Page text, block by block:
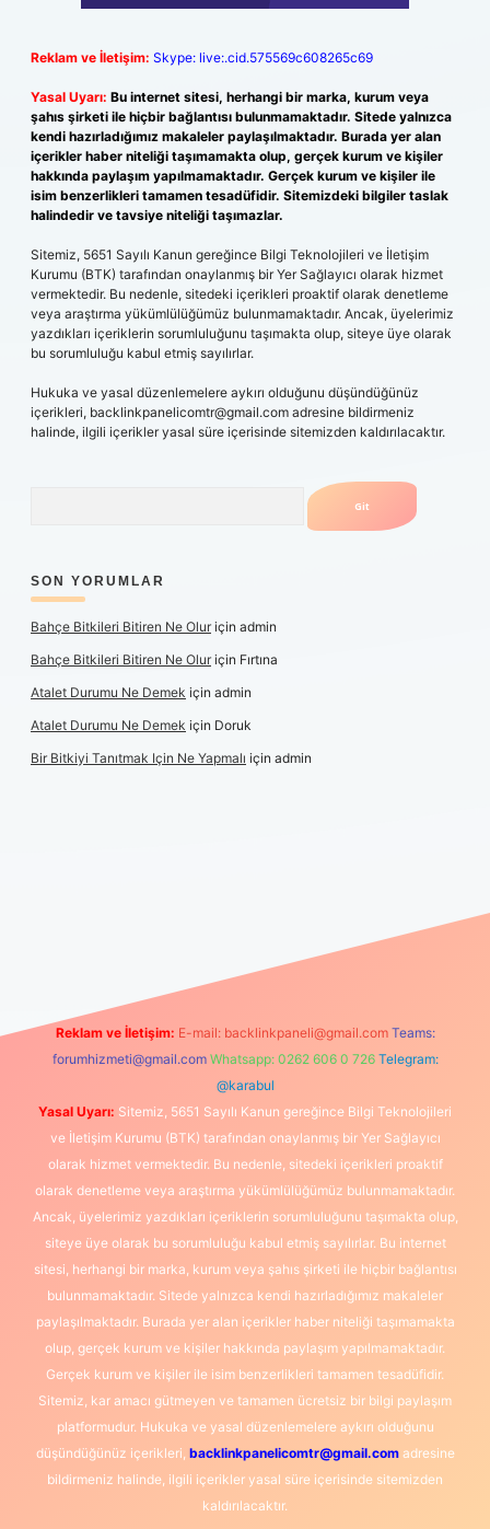
Reklam ve İletişim: Skype: live:.cid.575569c608265c69
Yasal Uyarı: Bu internet sitesi, herhangi bir marka, kurum veya
şahıs şirketi ile hiçbir bağlantısı bulunmamaktadır. Sitede yalnızca
kendi hazırladığımız makaleler paylaşılmaktadır. Burada yer alan
içerikler haber niteliği taşımamakta olup, gerçek kurum ve kişiler
hakkında paylaşım yapılmamaktadır. Gerçek kurum ve kişiler ile
isim benzerlikleri tamamen tesadüfidir. Sitemizdeki bilgiler taslak
halindedir ve tavsiye niteliği taşımazlar.
Sitemiz, 5651 Sayılı Kanun gereğince Bilgi Teknolojileri ve İletişim
Kurumu (BTK) tarafından onaylanmış bir Yer Sağlayıcı olarak hizmet
vermektedir. Bu nedenle, sitedeki içerikleri proaktif olarak denetleme
veya araştırma yükümlülüğümüz bulunmamaktadır. Ancak, üyelerimiz
yazdıkları içeriklerin sorumluluğunu taşımakta olup, siteye üye olarak
bu sorumluluğu kabul etmiş sayılırlar.
Hukuka ve yasal düzenlemelere aykırı olduğunu düşündüğünüz
içerikleri, backlinkpanelicomtr@gmail.com adresine bildirmeniz
halinde, ilgili içerikler yasal süre içerisinde sitemizden kaldırılacaktır.
SON YORUMLAR
Bahçe Bitkileri Bitiren Ne Oluriçin admin
Bahçe Bitkileri Bitiren Ne Oluriçin Fırtına
Atalet Durumu Ne Demek için admin
Atalet Durumu Ne Demek için Doruk
Bir Bitkiyi Tanıtmak Için Ne Yapmalı için admin
Reklam ve İletişim: E-mail: backlinkpaneli@gmail.com Teams:
forumhizmeti@gmail.com Whatsapp: 0262 606 0 726 Telegram:
@karabul
Yasal Uyarı: Sitemiz, 5651 Sayılı Kanun gereğince Bilgi Teknolojileri
ve İletişim Kurumu (BTK) tarafından onaylanmış bir Yer Sağlayıcı
olarak hizmet vermektedir. Bu nedenle, sitedeki içerikleri proaktif
olarak denetleme veya araştırma yükümlülüğümüz bulunmamaktadır.
Ancak, üyelerimiz yazdıkları içeriklerin sorumluluğunu taşımakta olup,
siteye üye olarak bu sorumluluğu kabul etmiş sayılırlar. Bu internet
sitesi, herhangi bir marka, kurum veya şahıs şirketi ile hiçbir bağlantısı
bulunmamaktadır. Sitede yalnızca kendi hazırladığımız makaleler
paylaşılmaktadır. Burada yer alan içerikler haber niteliği taşımamakta
olup, gerçek kurum ve kişiler hakkında paylaşım yapılmamaktadır.
Gerçek kurum ve kişiler ile isim benzerlikleri tamamen tesadüfidir.
Sitemiz, kar amacı gütmeyen ve tamamen ücretsiz bir bilgi paylaşım
platformudur. Hukuka ve yasal düzenlemelere aykırı olduğunu
düşündüğünüz içerikleri, backlinkpanelicomtr@gmail.comadresine
bildirmeniz halinde, ilgili içerikler yasal süre içerisinde sitemizden
kaldırılacaktır.